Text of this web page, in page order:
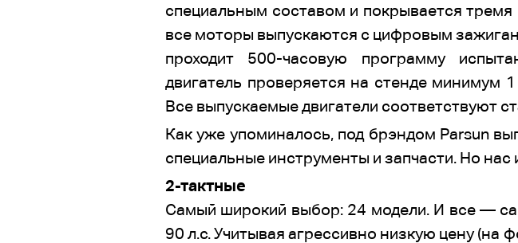
специальным составом и покрывается
все моторы выпускаются с цифровым
проходит 500-часовую программу
двигатель проверяется на стенде минимум
Все выпускаемые двигатели соответствуют
Как уже упоминалось, под брэндом Parsun
специальные инструменты и запчасти. Но
2-тактные
Самый широкий выбор: 24 модели. И все —
90 л.с. Учитывая агрессивно низкую цену